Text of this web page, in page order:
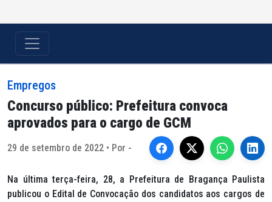
Empregos
Concurso público: Prefeitura convoca
aprovados para o cargo de GCM
29 de setembro de 2022 • Por -
Na última terça-feira, 28, a Prefeitura de Bragança Paulista
publicou o Edital de Convocação dos candidatos aos cargos de